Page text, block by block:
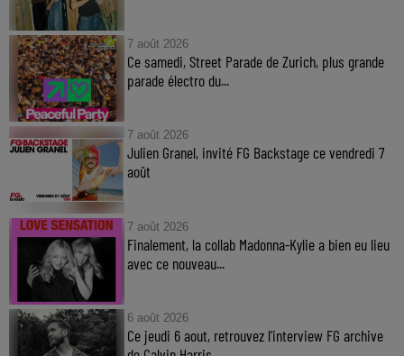
7 août 2026
Ce samedi, Street Parade de Zurich, plus grande
parade électro du...
7 août 2026
Julien Granel, invité FG Backstage ce vendredi 7
août
7 août 2026
Finalement, la collab Madonna-Kylie a bien eu lieu
avec ce nouveau...
6 août 2026
Ce jeudi 6 aout, retrouvez l'interview FG archive